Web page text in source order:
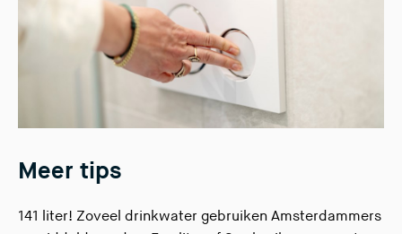
Meer tips
141 liter! Zoveel drinkwater gebruiken Amsterdammers